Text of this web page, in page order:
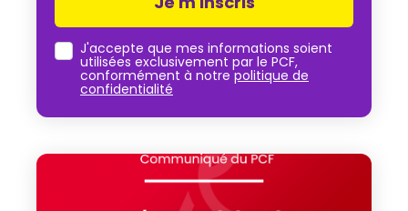
J'accepte que mes informations soient
utilisées exclusivement par le PCF,
conformément à notrepolitique de
confidentialité